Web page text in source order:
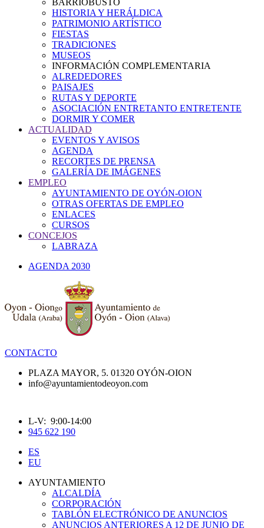
BARRIOBUSTO
HISTORIA Y HERÁLDICA
PATRIMONIO ARTÍSTICO
FIESTAS
TRADICIONES
MUSEOS
INFORMACIÓN COMPLEMENTARIA
ALREDEDORES
PAISAJES
RUTAS Y DEPORTE
ASOCIACIÓN ENTRETANTO ENTRETENTE
DORMIR Y COMER
ACTUALIDAD
EVENTOS Y AVISOS
AGENDA
RECORTES DE PRENSA
GALERÍA DE IMÁGENES
EMPLEO
AYUNTAMIENTO DE OYÓN-OION
OTRAS OFERTAS DE EMPLEO
ENLACES
CURSOS
CONCEJOS
LABRAZA
AGENDA 2030
CONTACTO
PLAZA MAYOR, 5. 01320 OYÓN-OION
info@ayuntamientodeoyon.com
L-V: 9:00-14:00
945 622 190
ES
EU
AYUNTAMIENTO
ALCALDÍA
CORPORACIÓN
TABLÓN ELECTRÓNICO DE ANUNCIOS
ANUNCIOS ANTERIORES A 12 DE JUNIO DE